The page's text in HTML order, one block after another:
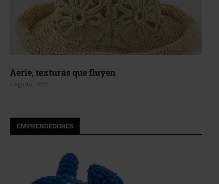
Aerie, texturas que fluyen
4 agosto, 2026
EMPRENDEDORES